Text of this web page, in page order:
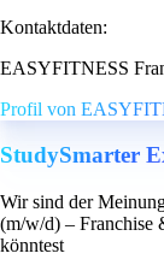
Kontaktdaten:
EASYFITNESS
Profil von
StudySmarter
Wir sind der
(m/w/d) – Franchise
könntest